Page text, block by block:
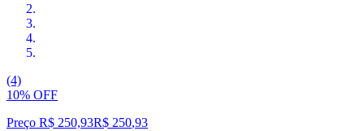
(4)
10% OFF
Preço R$ 250,93R$ 250,93